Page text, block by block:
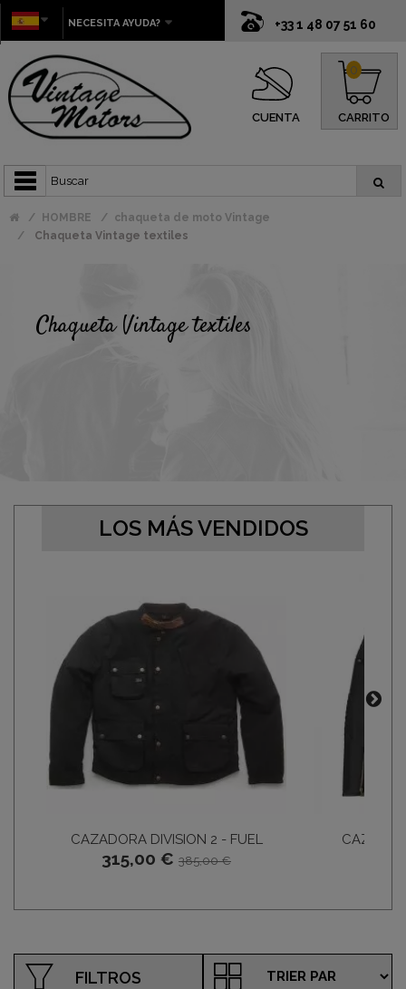
+33 1 48 07 51 60
NECESITA AYUDA?
CUENTA CARRITO
0
HOMBRE
chaqueta de moto Vintage
Chaqueta Vintage textiles
Chaqueta Vintage textiles
LOS MÁS VENDIDOS
CAZADORA DIVISION 2 - FUEL
315,00 € 385,00 €
FILTROS